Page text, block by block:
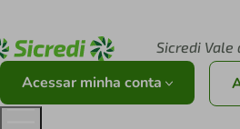
Sicredi Vale
Acessar minha conta